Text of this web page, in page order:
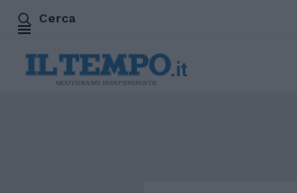
Cerca